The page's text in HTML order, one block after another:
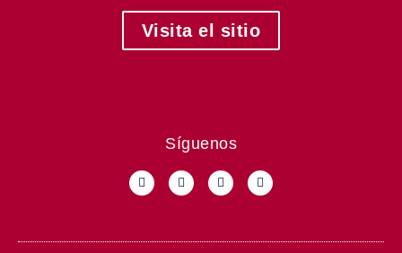
Visita el sitio
Síguenos